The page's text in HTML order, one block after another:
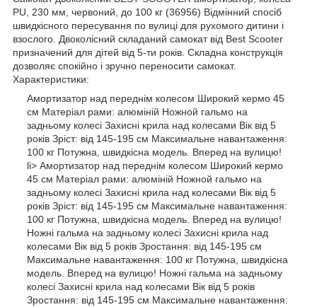
PU, 230 мм, червоний, до 100 кг (36956) Відмінний спосіб
швидкісного пересування по вулиці для рухомого дитини і
взослого. Двоколісний складаний самокат від Best Scooter
призначений для дітей від 5-ти років. Складна конструкція
дозволяє спокійно і зручно переносити самокат.
Характеристики:
Амортизатор над переднім колесом Широкий кермо 45
см Матеріал рами: алюміній Ножной гальмо на
задньому колесі Захисні крила над колесами Вік від 5
років Зріст: від 145-195 см Максимальне навантаження:
100 кг Потужна, швидкісна модель. Вперед на вулицю!
li> Амортизатор над переднім колесом Широкий кермо
45 см Матеріал рами: алюміній Ножной гальмо на
задньому колесі Захисні крила над колесами Вік від 5
років Зріст: від 145-195 см Максимальне навантаження:
100 кг Потужна, швидкісна модель. Вперед на вулицю!
Ножні гальма на задньому колесі Захисні крила над
колесами Вік від 5 років Зростання: від 145-195 см
Максимальне навантаження: 100 кг Потужна, швидкісна
модель. Вперед на вулицю! Ножні гальма на задньому
колесі Захисні крила над колесами Вік від 5 років
Зростання: від 145-195 см Максимальне навантаження: